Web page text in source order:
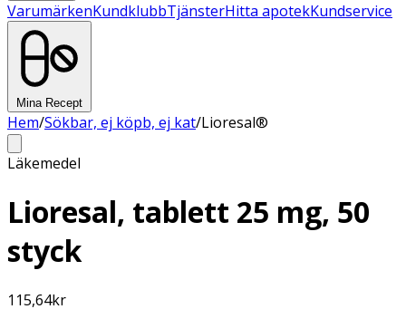
VarumärkenKundklubbTjänsterHitta apotekKundservice
Mina Recept
Hem/Sökbar, ej köpb, ej kat/Lioresal®
Läkemedel
Lioresal, tablett 25 mg, 50
styck
115,64kr